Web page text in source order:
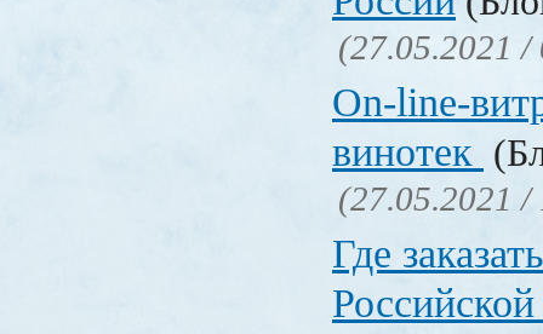
(27.05.2021 /
On-line-
винотек
(27.05.2021 /
Где